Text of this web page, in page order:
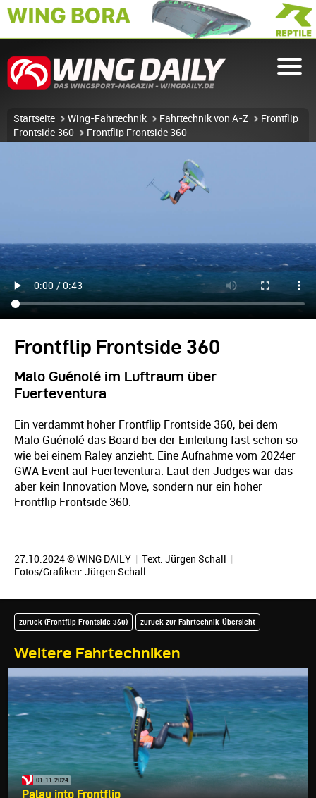
Startseite Wing-Fahrtechnik Fahrtechnik von A-Z
Frontflip
Frontside 360
Frontflip Frontside 360
Frontflip Frontside 360
Malo Guénolé im Luftraum über
Fuerteventura
Ein verdammt hoher Frontflip Frontside 360, bei dem
Malo Guénolé das Board bei der Einleitung fast schon so
wie bei einem Raley anzieht. Eine Aufnahme vom 2024er
GWA Event auf Fuerteventura. Laut den Judges war das
aber kein Innovation Move, sondern nur ein hoher
Frontflip Frontside 360.
27.10.2024 © WING DAILY | Text: Jürgen Schall |
Fotos/Grafiken: Jürgen Schall
Weitere Fahrtechniken
zurück (Frontflip Frontside 360) zurück zur Fahrtechnik-Übersicht
01.11.2024
Palau into Frontflip